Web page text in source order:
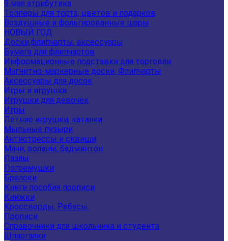
9 мая атрибутика
Топперы для торта, цветов и подарков
Воздушные и фольгированные шары
НОВЫЙ ГОД
Доски,флипчарты, аксессуары
Бумага для флипчартов
Информационные подставки для торговли
Магнитно-маркерные доски, Флипчарты
Аксессуары для досок
Игры и игрушки
Игрушки для девочек
Игры
Летние игрушки, каталки
Мыльные пузыри
Антистрессы и сквиши
Мячи, воланы, бадминтон
Пазлы
Погремушки
Брелоки
Книги пособия прописи
Книжки
Кроссворды, Ребусы.
Прописи
Справочники для школьника и студента
Шпаргалки